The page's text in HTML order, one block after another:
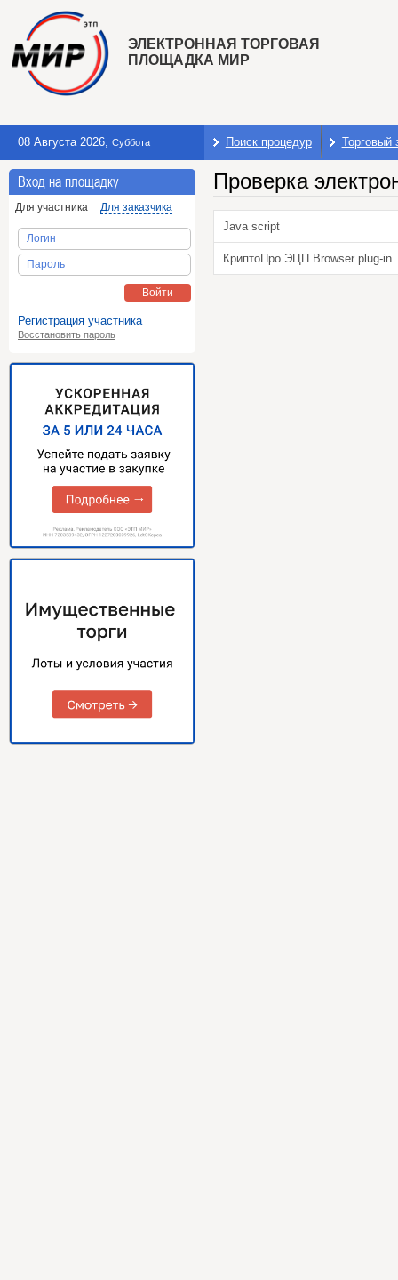
ЭЛЕКТРОННАЯ ТОРГОВАЯ
ПЛОЩАДКА МИР
08 Августа 2026, Суббота Поиск процедур Торговый
Вход на площадку
Для участника Для заказчика
Логин
Пароль
Войти
Регистрация участника
Восстановить пароль
Проверка
Java script
КриптоПро ЭЦП Browser plug-in